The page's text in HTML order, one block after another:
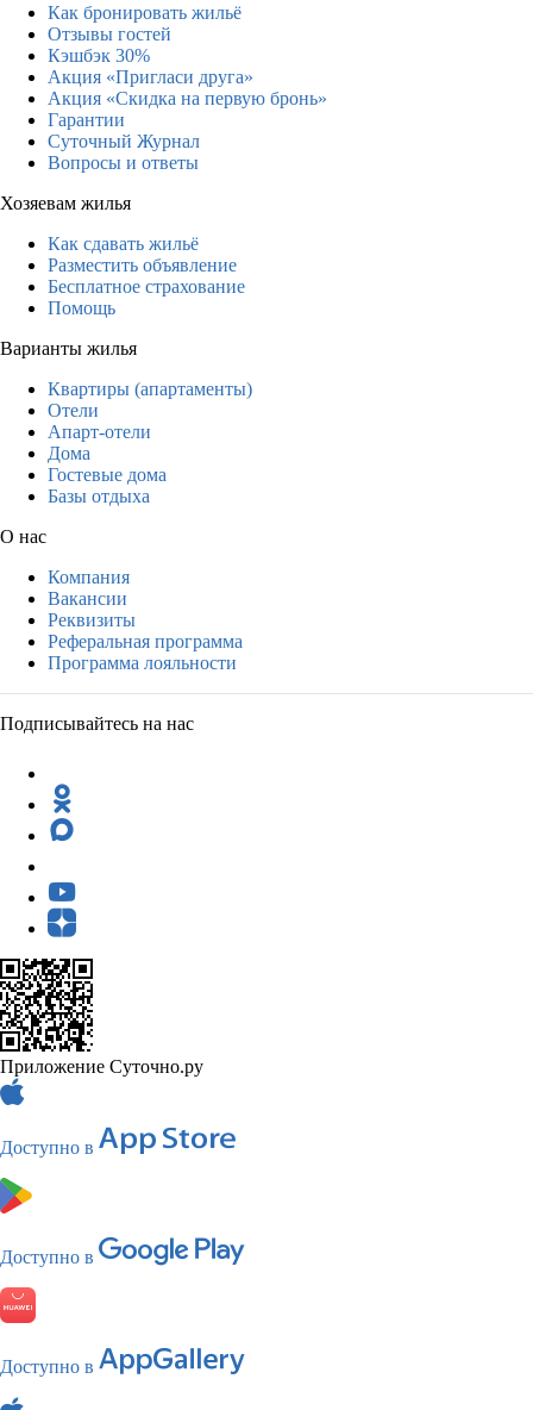
Как бронировать жильё
Отзывы гостей
Кэшбэк 30%
Акция «Пригласи друга»
Акция «Скидка на первую бронь»
Гарантии
Суточный Журнал
Вопросы и ответы
Хозяевам жилья
Как сдавать жильё
Разместить объявление
Бесплатное страхование
Помощь
Варианты жилья
Квартиры (апартаменты)
Отели
Апарт-отели
Дома
Гостевые дома
Базы отдыха
О нас
Компания
Вакансии
Реквизиты
Реферальная программа
Программа лояльности
Подписывайтесь на нас
Приложение Суточно.ру
Доступно в
Доступно в
Доступно в